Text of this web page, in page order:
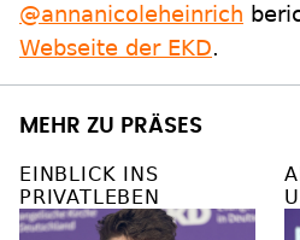
@annanicoleheinrich
Webseite der EKD.
MEHR ZU PRÄSES
EINBLICK INS
PRIVATLEBEN